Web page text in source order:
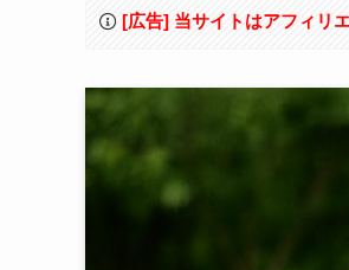
[広告] 当サイトはアフィリ